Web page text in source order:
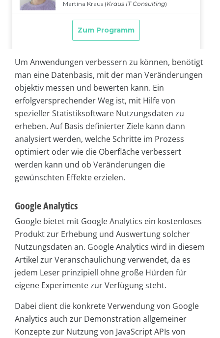
Um Anwendungen verbessern zu können, benötigt
man eine Datenbasis, mit der man Veränderungen
objektiv messen und bewerten kann. Ein
erfolgversprechender Weg ist, mit Hilfe von
spezieller Statistiksoftware Nutzungsdaten zu
erheben. Auf Basis definierter Ziele kann dann
analysiert werden, welche Schritte im Prozess
optimiert oder wie die Oberfläche verbessert
werden kann und ob Veränderungen die
gewünschten Effekte erzielen.
Google Analytics
Google bietet mit Google Analytics ein kostenloses
Produkt zur Erhebung und Auswertung solcher
Nutzungsdaten an. Google Analytics wird in diesem
Artikel zur Veranschaulichung verwendet, da es
jedem Leser prinzipiell ohne große Hürden für
eigene Experimente zur Verfügung steht.
Dabei dient die konkrete Verwendung von Google
Analytics auch zur Demonstration allgemeiner
Konzepte zur Nutzung von JavaScript APIs von